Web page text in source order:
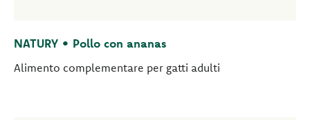
NATURY • Pollo con ananas
Alimento complementare per gatti adulti